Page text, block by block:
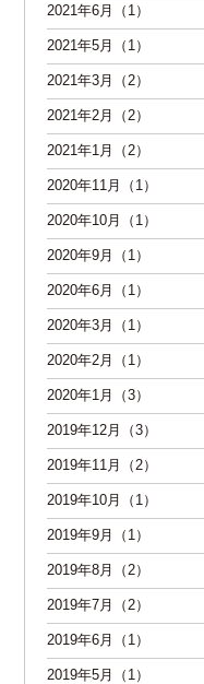
2021年6月（1）
2021年5月（1）
2021年3月（2）
2021年2月（2）
2021年1月（2）
2020年11月（1）
2020年10月（1）
2020年9月（1）
2020年6月（1）
2020年3月（1）
2020年2月（1）
2020年1月（3）
2019年12月（3）
2019年11月（2）
2019年10月（1）
2019年9月（1）
2019年8月（2）
2019年7月（2）
2019年6月（1）
2019年5月（1）